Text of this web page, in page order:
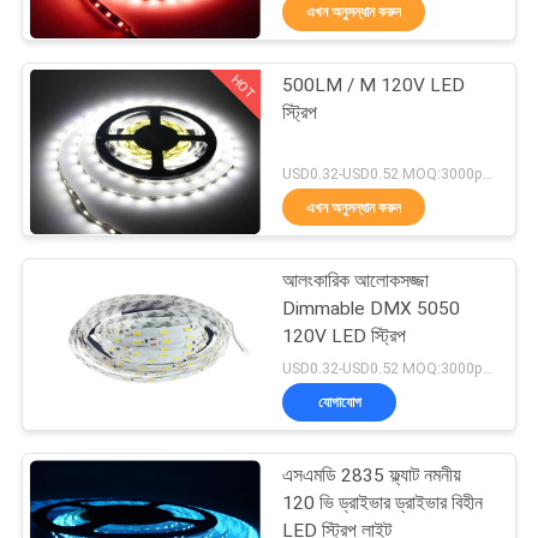
নিয়ন্ত্রণ
যোগাযোগ
করুন
উদ্ধৃতির
জন্য
আবেদন
ম্যাপ
PRIVACY
এলইডি জি 9 বুলব
LED আর 7 এস বাল্ব
47
এখন অনুসন্ধান করুন
HOT
500LM / M 120V LED
স্ট্রিপ
এখন অনুসন্ধান করুন
আলংকারিক আলোকসজ্জা
Dimmable DMX 5050
120V LED স্ট্রিপ
USD0.32-USD0.52 MOQ:3000pcs
যোগাযোগ
এসএমডি 2835 ফ্ল্যাট নমনীয়
120 ভি ড্রাইভার ড্রাইভার বিহীন
LED স্ট্রিপ লাইট